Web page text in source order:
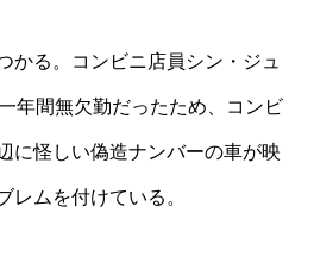
かる。コンビニ店員シン・ジュ
年間無欠勤だったため、コンビ
に怪しい偽造ナンバーの車が映
レムを付けている。